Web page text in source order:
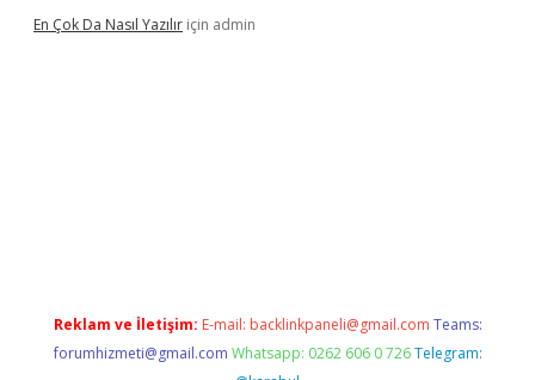
En Çok Da Nasıl Yazılır için admin
Reklam ve İletişim: E-mail: backlinkpaneli@gmail.com Teams:
forumhizmeti@gmail.com Whatsapp: 0262 606 0 726 Telegram: